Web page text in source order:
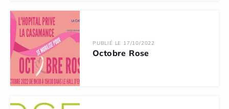
PUBLIÉ LE 17/10/2022
Octobre Rose